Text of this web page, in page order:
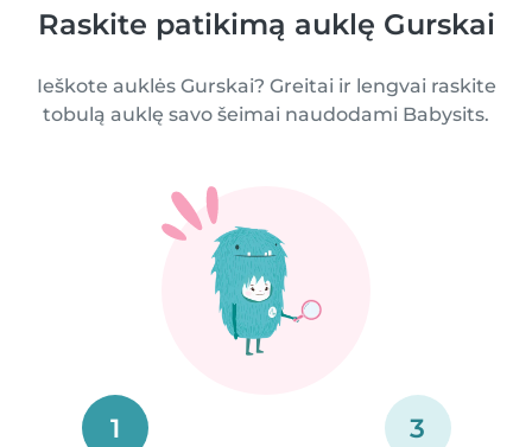
Raskite patikimą auklę Gurskai
Ieškote auklės Gurskai? Greitai ir lengvai raskite
tobulą auklę savo šeimai naudodami Babysits.
1 3